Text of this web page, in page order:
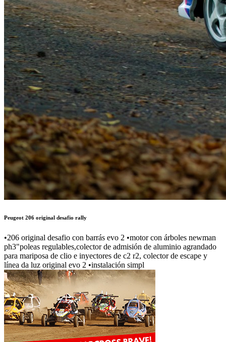
ph3"poleas regulables,colector de admisión de aluminio agrandado
para mariposa de clio e inyectores de c2 r2, colector de escape y
línea da luz original evo 2 •instalación simpl